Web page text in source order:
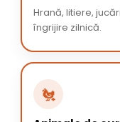
Hrană, litiere,
îngrijire zilnică.
🐔